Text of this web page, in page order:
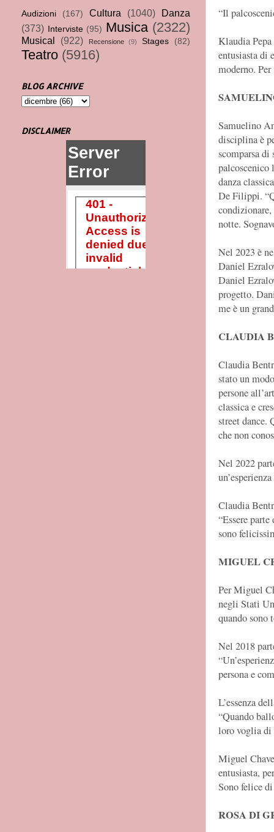
“Il
Klaudia
entusiasta di
moderno.
Samuelino
disciplina è
scomparsa
palcoscenico
danza
De Filippi.
notte.
Nel 2023 è
Daniel
Daniel
progetto.
me è un
CLAUDIA
Claudia
stato un
persone
classica e
street dance.
che non
Nel 2022
Claudia
“Essere
sono
MIGUEL
Per Miguel
negli Stati
quando sono
Nel 2018
persona e
L’essenza
“Quando
loro voglia di
Miguel
entusiasta,
Sono felice di
ROSA DI
Audizioni (167) Cultura (1040)
Danza
(373)
Interviste (95) Musica (2322)
Musical (922) Recensione (9) Stages (82)
Teatro (5916)
BLOG ARCHIVE
DISCLAIMER